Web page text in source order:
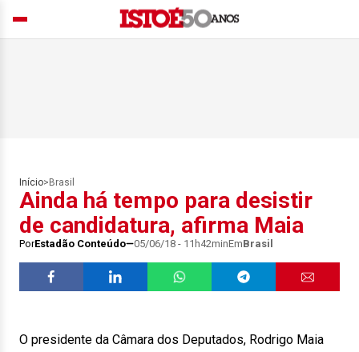
Início> Brasil
Ainda há tempo para desistir
de candidatura, afirma Maia
PorEstadão Conteúdo 05/06/18 - 11h42minEmBrasil
O presidente da Câmara dos Deputados, Rodrigo Maia